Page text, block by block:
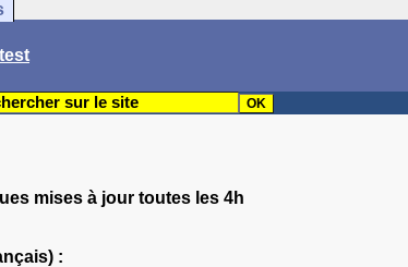
mises à jour toutes les 4h
: